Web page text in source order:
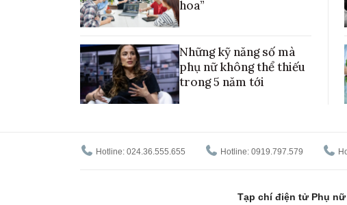
hoa”
Những kỹ năng số mà
phụ nữ không thể thiếu
trong 5 năm tới
Hotline: 024.36.555.655 Hotline: 0919.797.579
Tạp chí điện tử Phụ